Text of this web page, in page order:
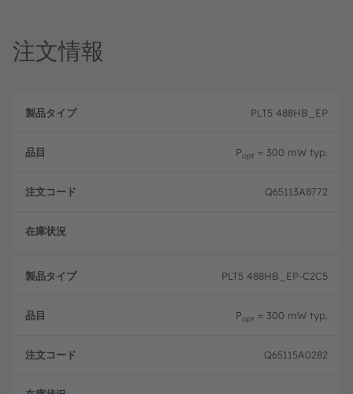
注文情報
品
プ
品
PLT5 488HB_EP
Popt = 300 mW typ.
Q65113A8772
PLT5 488HB_EP-C2C5
Popt = 300 mW typ.
Q65115A0282